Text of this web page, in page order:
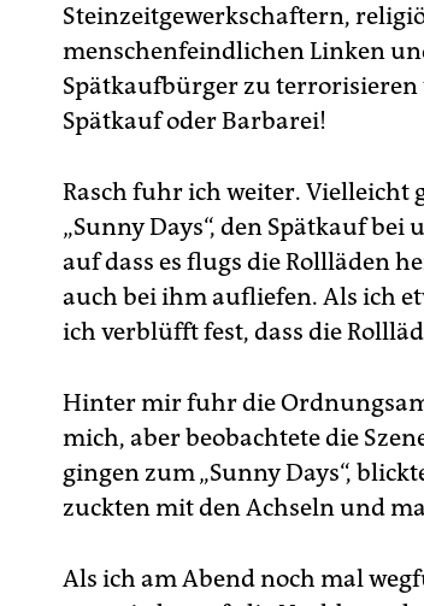
Steinzeitgewerkschaftern,
menschenfeindlichen Linken
Spätkaufbürger zu terrorisieren
Spätkauf oder Barbarei!
Rasch fuhr ich weiter. Vielleicht
„Sunny Days“, den Spätkauf
auf dass es flugs die Rollläden
auch bei ihm aufliefen. Als ich
ich verblüfft fest, dass die
Hinter mir fuhr die
mich, aber beobachtete die
gingen zum „Sunny Days“,
zuckten mit den Achseln und
Als ich am Abend noch mal